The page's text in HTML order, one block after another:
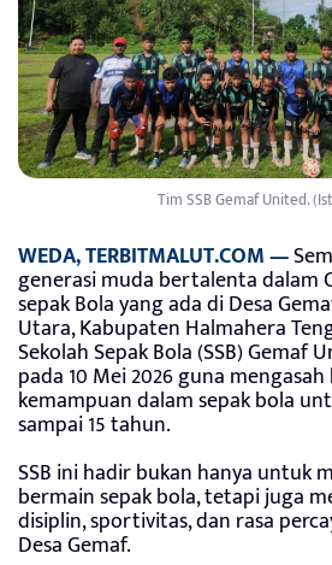
Tim SSB Gemaf United.
WEDA, TERBITMALUT.COM —
generasi muda bertalenta dalam
sepak Bola yang ada di Desa
Utara, Kabupaten Halmahera
Sekolah Sepak Bola (SSB) Gemaf
pada 10 Mei 2026 guna
kemampuan dalam sepak bola
sampai 15 tahun.
SSB ini hadir bukan hanya untuk
bermain sepak bola, tetapi juga
disiplin, sportivitas, dan rasa
Desa Gemaf.